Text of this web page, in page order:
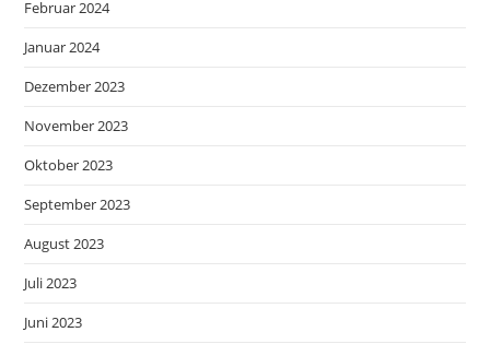
Februar 2024
Januar 2024
Dezember 2023
November 2023
Oktober 2023
September 2023
August 2023
Juli 2023
Juni 2023